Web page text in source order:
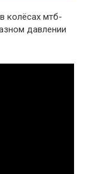
колёсах мтб-
давлении